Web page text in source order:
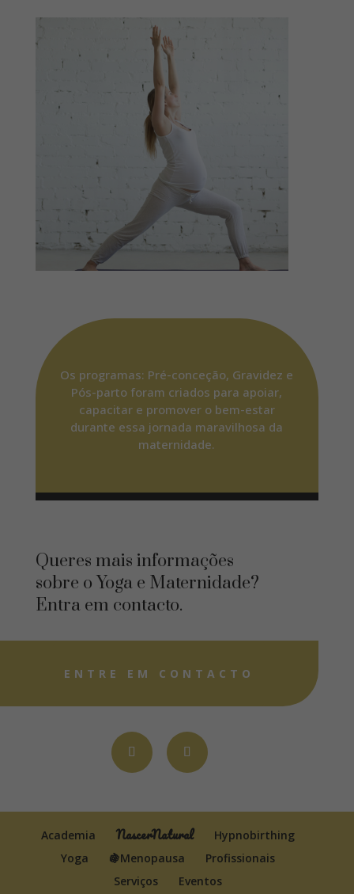
Os programas: Pré-conceção, Gravidez e
Pós-parto foram criados para apoiar,
capacitar e promover o bem-estar
durante essa jornada maravilhosa da
maternidade.
Queres mais informações
sobre o Yoga e Maternidade?
Entra em contacto.
ENTRE EM CONTACTO
Academia NascerNatural
Hypnobirthing
Yoga
🍇Menopausa
Profissionais
Serviços
Eventos